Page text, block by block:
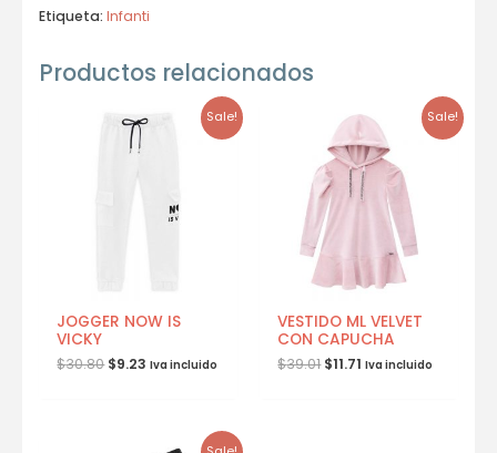
Etiqueta: Infanti
Productos relacionados
Sale!
JOGGER NOW IS
VICKY
$30.80 $9.23 Iva incluido
Sale!
VESTIDO ML VELVET
CON CAPUCHA
$39.01 $11.71 Iva incluido